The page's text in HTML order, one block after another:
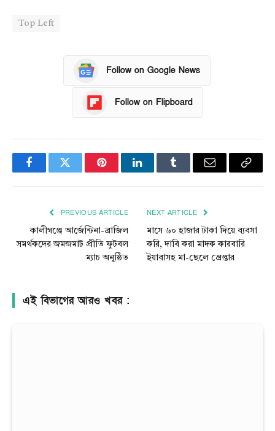
Top Left
Follow on Google News
Follow on Flipboard
FacebookTwitter PinterestLinkedInTumblr Email
Copy
PREVIOUS ARTICLE
কালীগঞ্জে আর্জেন্টিনা-ব্রাজিল
সমর্থকদের জমজমাট প্রীতি ফুটবল
ম্যাচ অনুষ্ঠিত
NEXT ARTICLE
মাসে ৬০ হাজার টাকা দিয়ে ব্যবসা
করি, দাবি করা মাদক কারবারি
ইয়াবাসহ মা-ছেলে গ্রেপ্তার
এই বিভাগের আরও খবর :